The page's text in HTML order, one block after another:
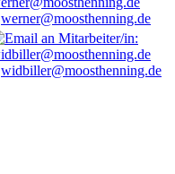
werner@moosthenning.de
widbiller@moosthenning.de